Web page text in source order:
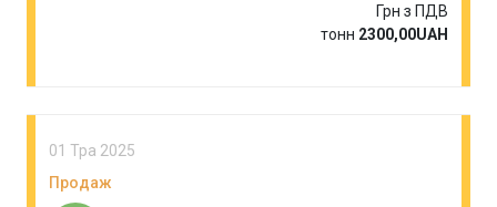
Грн з ПДВ
тонн 2300,00UAH
01 Тра 2025
Продаж